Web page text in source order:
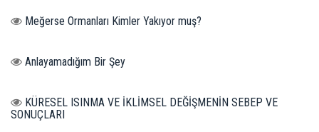
Meğerse Ormanları Kimler Yakıyor muş?
Anlayamadığım Bir Şey
KÜRESEL ISINMA VE İKLİMSEL DEĞİŞMENİN SEBEP VE
SONUÇLARI